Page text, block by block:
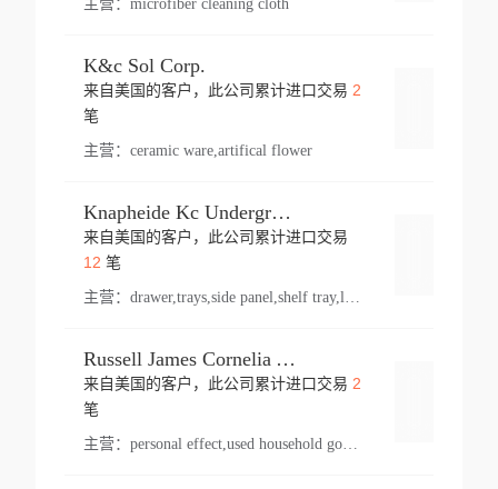
主营： microfiber cleaning cloth
K&c Sol Corp.
来自美国的客户，此公司累计进口交易 2
笔
主营： ceramic ware,artifical flower
Knapheide Kc Underground
来自美国的客户，此公司累计进口交易
12 笔
主营：
Russell James Cornelia Arlington Va
来自美国的客户，此公司累计进口交易 2
笔
主营： personal effect,used household goods